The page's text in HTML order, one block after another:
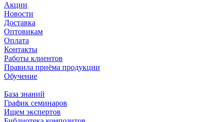
Акции
Новости
Доставка
Оптовикам
Оплата
Контакты
Работы клиентов
Правила приёма продукции
Обучение
База знаний
График семинаров
Ищем экспертов